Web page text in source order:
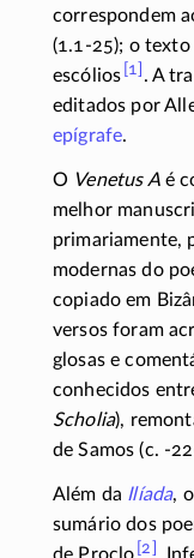
correspondem
(1.1-25); o texto
escólios [1] . A
editados por
epígrafe.
O Venetus Aé
melhor
primariamente,
modernas do
copiado em
versos foram
glosas e
conhecidos
Scholia),
de Samos (c. -
Além da Ilíada,
sumário dos
[2]